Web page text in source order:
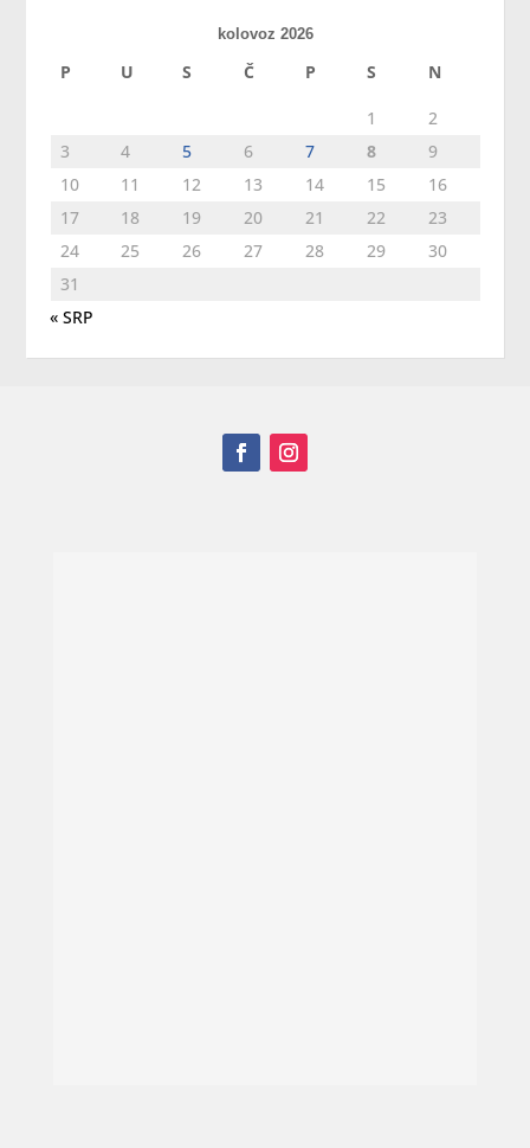
kolovoz 2026
P U S Č P S N
1
2
3
4 5 6 7 8
9
10
11 12 13 14 15
16
17
18 19 20 21 22
23
24
25 26 27 28 29
30
31
« SRP